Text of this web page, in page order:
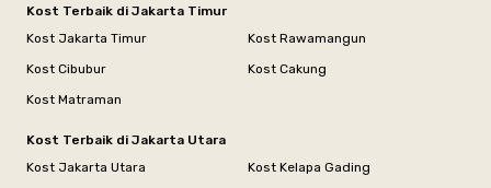
Kost Terbaik di Jakarta Timur
Kost Jakarta Timur
Kost Rawamangun
Kost Cibubur
Kost Cakung
Kost Matraman
Kost Terbaik di Jakarta Utara
Kost Jakarta Utara
Kost Kelapa Gading